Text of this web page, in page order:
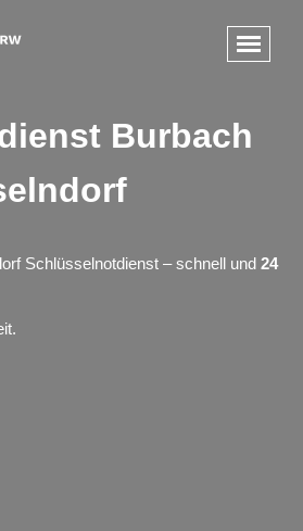
Burbach
Schlüsselnotdienst – schnell und 24